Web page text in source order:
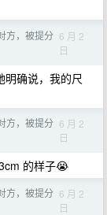
方，被提分 6 月 2
日
确说，我的尺
方，被提分 6 月 2
日
的样子😭
方，被提分 6 月 2
日